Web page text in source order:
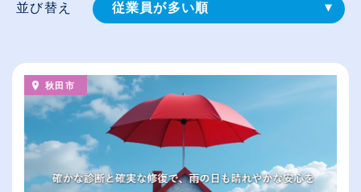
並び替え 従業員が多い順
給与が高い順
（⾼卒の給与を基準）
休日数が多い順
秋田市